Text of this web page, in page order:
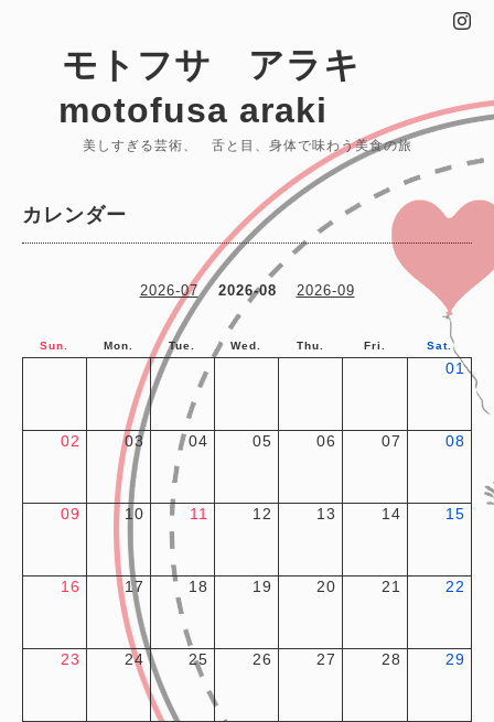
モトフサ アラキ
motofusa araki
美しすぎる芸術、 舌と目、身体で味わう美食の旅
カレンダー
2026-07 2026-08 2026-09
Sun. Mon. Tue. Wed. Thu. Fri. Sat.
01
02 03 04 05 06 07 08
09 10 11 12 13 14 15
16 17 18 19 20 21 22
23 24 25 26 27 28 29